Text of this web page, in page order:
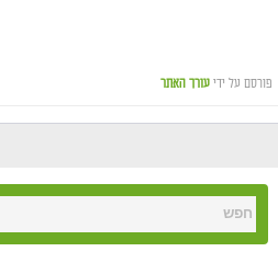
פורסם על ידי עורך האתר